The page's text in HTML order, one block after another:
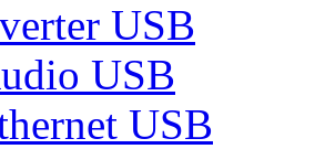
USB
USB
USB